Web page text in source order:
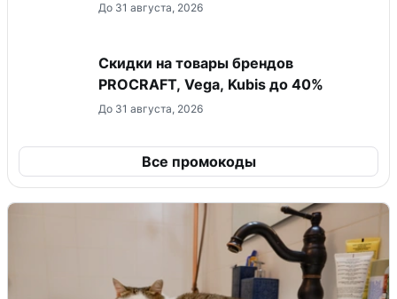
До 31 августа, 2026
Скидки на товары брендов
PROCRAFT, Vega, Kubis до 40%
До 31 августа, 2026
Все промокоды